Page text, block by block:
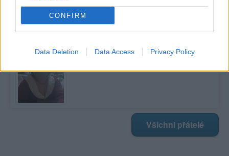
CONFIRM
Data Deletion Data Access Privacy Policy
Moji nejnovější přátelé
Kamarádka:kokosova
Všichni přátelé